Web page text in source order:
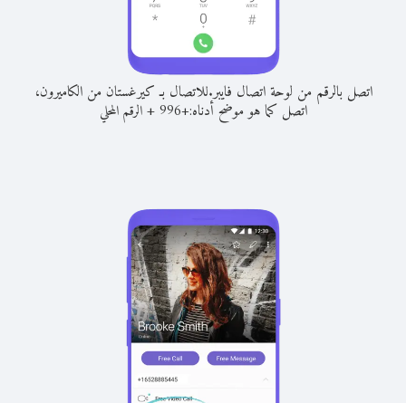
اتصل بالرقم من لوحة اتصال فايبر.للاتصال بـ كيرغستان من الكاميرون،
اتصل كما هو موضح أدناه:+
996
+الرقم المحلي